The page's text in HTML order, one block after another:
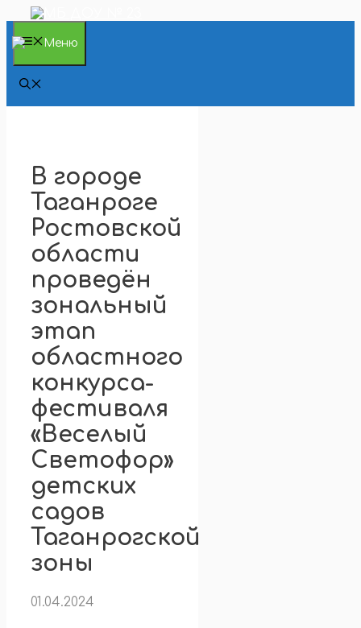
Перейти
содержимому
Меню
В городе
Таганроге
Ростовской
области
проведён
зональный
этап
областного
конкурса-
фестиваля
«Веселый
Светофор»
детских
садов
Таганрогской
зоны
01.04.2024